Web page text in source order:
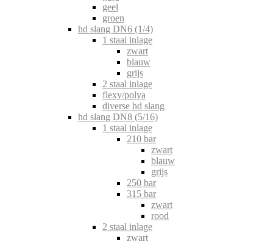
geel
groen
hd slang DN6 (1/4)
1 staal inlage
zwart
blauw
grijs
2 staal inlage
flexy/polya
diverse hd slang
hd slang DN8 (5/16)
1 staal inlage
210 bar
zwart
blauw
grijs
250 bar
315 bar
zwart
rood
2 staal inlage
zwart